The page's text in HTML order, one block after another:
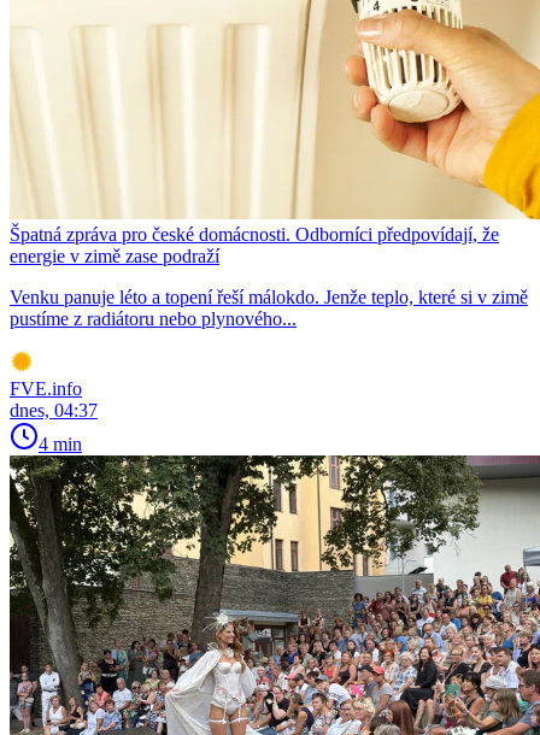
Špatná zpráva pro české domácnosti. Odborníci předpovídají, že
energie v zimě zase podraží
Venku panuje léto a topení řeší málokdo. Jenže teplo, které si v zimě
pustíme z radiátoru nebo plynového...
FVE.info
dnes, 04:37
4 min